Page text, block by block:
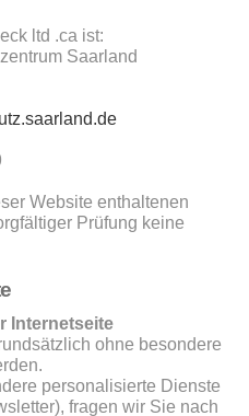
ltd .ca ist:
Saarland
Website enthaltenen
Prüfung keine
Internetseite
ohne besondere
personalisierte Dienste
fragen wir Sie nach